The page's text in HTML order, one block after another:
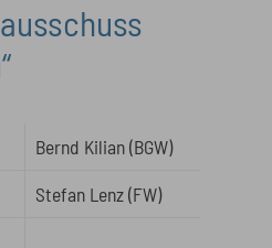
Bernd Kilian (BGW)
Stefan Lenz (FW)